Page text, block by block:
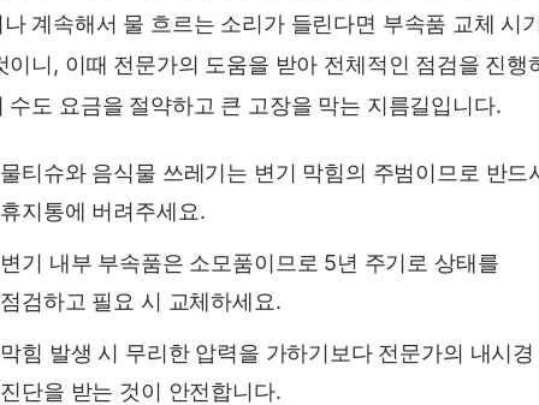
계속해서 물 흐르는 소리가 들린다면 부속품 교체 시
이니, 이때 전문가의 도움을 받아 전체적인 점검을 진행
수도 요금을 절약하고 큰 고장을 막는 지름길입니다.
물티슈와 음식물 쓰레기는 변기 막힘의 주범이므로 반드
휴지통에 버려주세요.
변기 내부 부속품은 소모품이므로 5년 주기로 상태를
점검하고 필요 시 교체하세요.
막힘 발생 시 무리한 압력을 가하기보다 전문가의 내시경
진단을 받는 것이 안전합니다.